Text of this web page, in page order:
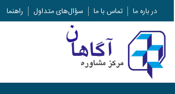
در باره ما تماس با ما سؤال‌های متداول راهنما